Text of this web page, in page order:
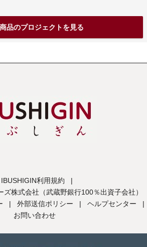
品のプロジェクトを見る
IBUSHIGIN利用規約
|
株式会社（武蔵野銀行100％出資子会社）
| 外部送信ポリシー | ヘルプセンター
|
お問い合わせ